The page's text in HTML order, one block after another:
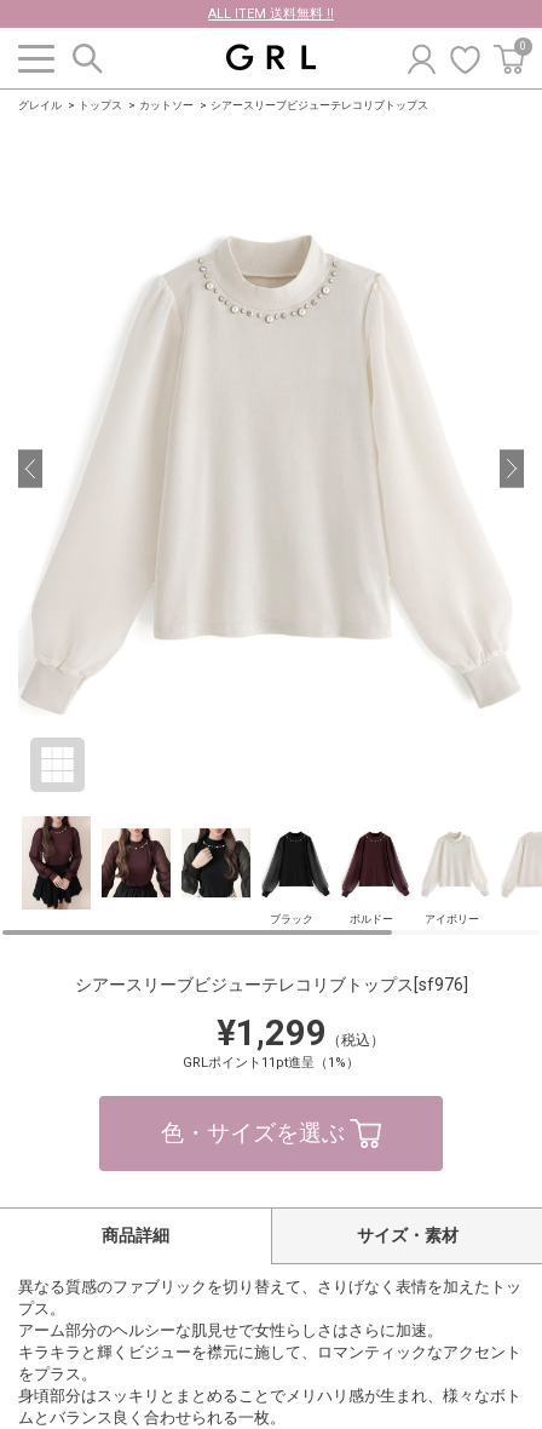
ALL ITEM 送料無料 !!
0
グレイル トップス カットソー シアースリーブビジューテレコリブトップス
ブラック ボルドー アイボリー
シアースリーブビジューテレコリブトップス [sf976]
¥1,299 （税込）
GRLポイント11pt進呈（1%）
色・サイズを選ぶ
商品詳細 サイズ・素材
異なる質感のファブリックを切り替えて、さりげなく表情を加えたトッ
プス。
アーム部分のヘルシーな肌見せで女性らしさはさらに加速。
キラキラと輝くビジューを襟元に施して、ロマンティックなアクセント
をプラス。
身頃部分はスッキリとまとめることでメリハリ感が生まれ、様々なボト
ムとバランス良く合わせられる一枚。